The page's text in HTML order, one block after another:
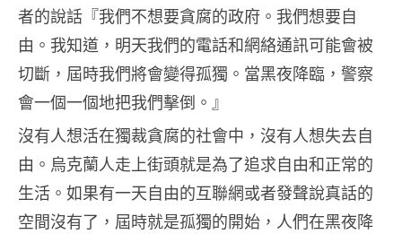
者的說話『我們不想要貪腐的政府。我們想要自
由。我知道，明天我們的電話和網絡通訊可能會被
切斷，屆時我們將會變得孤獨。當黑夜降臨，警察
會一個一個地把我們擊倒。』
沒有人想活在獨裁貪腐的社會中，沒有人想失去自
由。烏克蘭人走上街頭就是為了追求自由和正常的
生活。如果有一天自由的互聯網或者發聲說真話的
空間沒有了，屆時就是孤獨的開始，人們在黑夜降